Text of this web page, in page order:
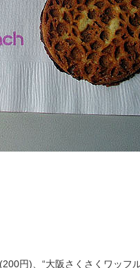
円)、“大阪さくさくワッフ